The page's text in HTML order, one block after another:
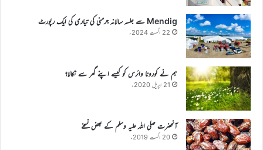
Mendig سے جلسہ سالانہ جرمنی کی تیاری کی ایک رپورٹ
22 اگست 2024ء
ہم نے کورونا وائرس کو کیسے اپنے گھر سے نکالا؟
21 اپریل 2020ء
آنحضرت صلی اللہ علیہ وسلم کے بعض نسخے
20 اگست 2019ء